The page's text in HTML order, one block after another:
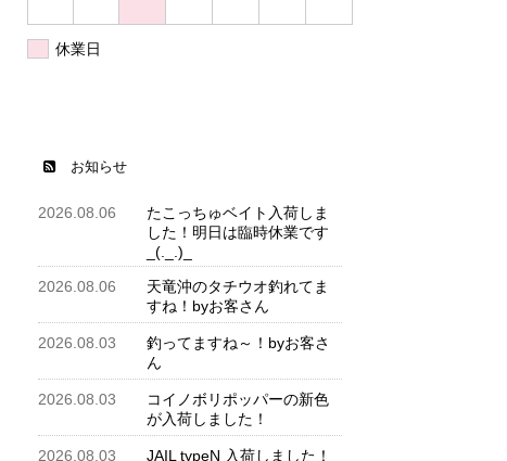
休業日
お知らせ
2026.08.06
たこっちゅベイト入荷しま
した！明日は臨時休業です
_(._.)_
2026.08.06
天竜沖のタチウオ釣れてま
すね！byお客さん
2026.08.03
釣ってますね～！byお客さ
ん
2026.08.03
コイノボリポッパーの新色
が入荷しました！
2026.08.03 JAIL typeN 入荷しました！